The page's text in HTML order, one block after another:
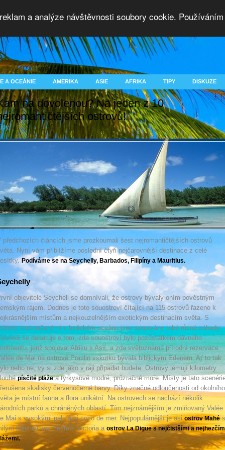
a analýze návštěvnosti soubory cookie.
A OCEÁNIE AMERIKA ASIE AFRIKA TIPY DISKUZE
na dovolenou? Na jeden z 10
ostrovů!
předchozích článcích jsme prozkoumali šest nejromantičtějších ostrovů
Nyní vám přiblížíme poslední čtyři nejčarovnější destinace z celé
Podíváme se na Seychelly, Barbados, Filipíny a Mauritius.
objevitelé Seychell se domnívali, že ostrovy bývaly oním pověstným
rájem. Dodnes je toto souostroví čítající na 115 ostrovů řazeno k
místům a nejkouzelnějším exotickým destinacím světa. S
roztroušenými v Indickém oceánu jsou spojovány také různé záhady.
se debatuje o tom, zda souostroví bylo pozůstatkem dávného
jenž spojoval Afriku s Asií, a zda světoznámá přírodní rezervace
de Mai na ostrově Praslin vskutku bývala biblickým Edenem. Ať to tak
nebo ne, vy si zde jako v ráji připadat budete. Ostrovy lemují kilometry
písčité plážea tyrkysově modré, průzračné moře. Místy je tato
skalisky červenočerné barvy. Díky značné odloučenosti od okolního
je místní fauna a flora unikátní. Na ostrovech se nachází několik
parků a chráněných oblastí. Tím nejznámějším je zmiňovaný Valée
Mai s vysokými palmami coco de mer. Nejpopulárnější je asiostrov Mahés
koloniálním městem Victoria aostrov La Digue s nejčistšími a